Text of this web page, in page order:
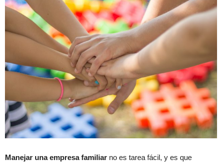
Manejar una empresa familiar no es tarea fácil, y es que